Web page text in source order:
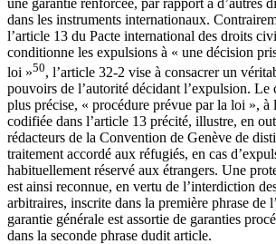
dans les instruments internationaux.
l’article 13 du Pacte international des droits
conditionne les expulsions à « une décision
loi »50, l’article 32-2 vise à consacrer un
pouvoirs de l’autorité décidant l’expulsion.
plus précise, « procédure prévue par la loi », à
codifiée dans l’article 13 précité, illustre, en
rédacteurs de la Convention de Genève de
traitement accordé aux réfugiés, en cas
habituellement réservé aux étrangers. Une
est ainsi reconnue, en vertu de l’interdiction
arbitraires, inscrite dans la première phrase de
garantie générale est assortie de garanties
dans la seconde phrase dudit article.